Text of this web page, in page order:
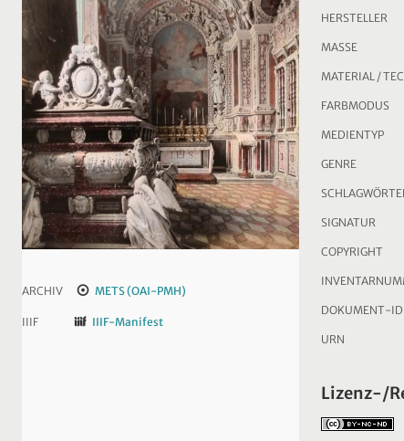
ARCHIV METS (OAI-PMH)
IIIF IIIF-Manifest
HERSTELLER
MASSE
MATERIAL /
FARBMODUS
MEDIENTYP
GENRE
SIGNATUR
COPYRIGHT
DOKUMENT-ID
URN
Lizenz-/